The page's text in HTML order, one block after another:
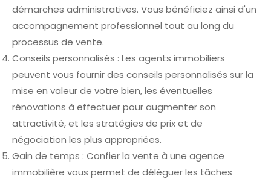
démarches administratives. Vous bénéficiez ainsi d'un
accompagnement professionnel tout au long du
processus de vente.
Conseils personnalisés : Les agents immobiliers
peuvent vous fournir des conseils personnalisés sur la
mise en valeur de votre bien, les éventuelles
rénovations à effectuer pour augmenter son
attractivité, et les stratégies de prix et de
négociation les plus appropriées.
Gain de temps : Confier la vente à une agence
immobilière vous permet de déléguer les tâches